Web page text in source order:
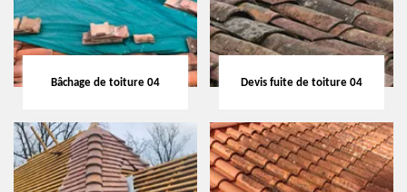
Bâchage de toiture 04 Devis fuite de toiture 04